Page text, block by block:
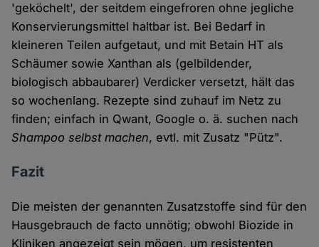
'geköchelt', der seitdem eingefroren ohne jegliche
Konservierungsmittel haltbar ist. Bei Bedarf in
kleineren Teilen aufgetaut, und mit Betain HT als
Schäumer sowie Xanthan als (gelbildender,
biologisch abbaubarer) Verdicker versetzt, hält das
so wochenlang. Rezepte sind zuhauf im Netz zu
finden; einfach in Qwant, Google o. ä. suchen nach
Shampoo selbst machen, evtl. mit Zusatz "Pütz".
Fazit
Die meisten der genannten Zusatzstoffe sind für den
Hausgebrauch de facto unnötig; obwohl Biozide in
Kliniken angezeigt sein mögen, um resistenten